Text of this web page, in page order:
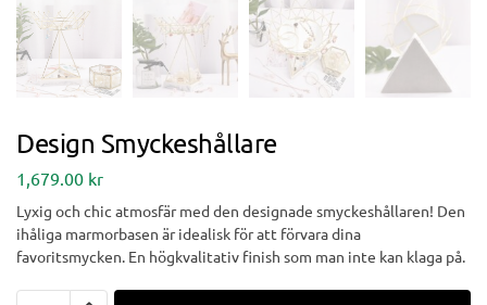
Design Smyckeshållare
1,679.00 kr
Lyxig och chic atmosfär med den designade smyckeshållaren! Den
ihåliga marmorbasen är idealisk för att förvara dina
favoritsmycken. En högkvalitativ finish som man inte kan klaga på.